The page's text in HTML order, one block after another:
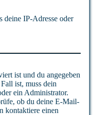
deine IP-Adresse oder
ist und du angegeben
ist, muss dein
ein Administrator.
ob du deine E-Mail-
kontaktiere einen